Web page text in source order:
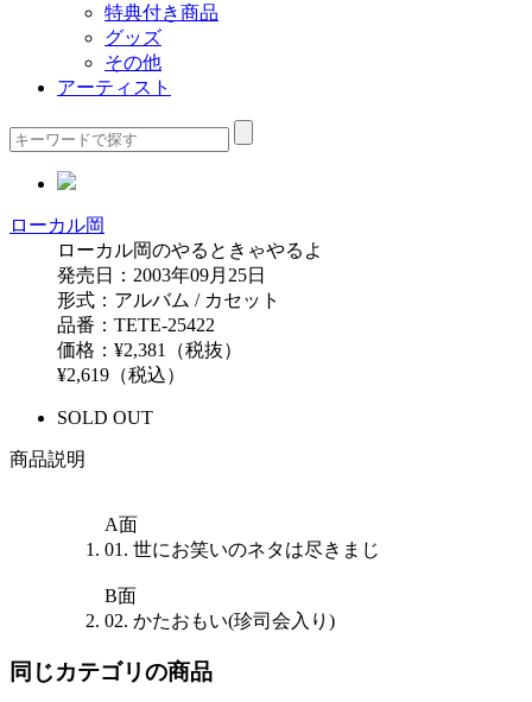
特典付き商品
グッズ
その他
アーティスト
ローカル岡
ローカル岡のやるときゃやるよ
発売日：2003年09月25日
形式：アルバム / カセット
品番：TETE-25422
価格：¥2,381（税抜）
¥2,619（税込）
SOLD OUT
商品説明
A面
01. 世にお笑いのネタは尽きまじ
B面
02. かたおもい(珍司会入り)
同じカテゴリの商品